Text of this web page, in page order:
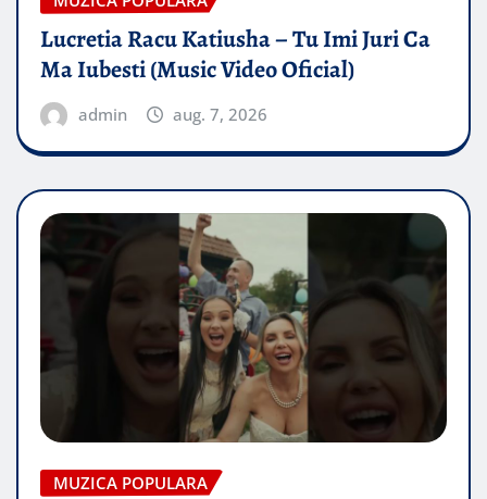
Lucretia Racu Katiusha – Tu Imi Juri Ca
Ma Iubesti (Music Video Oficial)
admin aug. 7, 2026
MUZICA POPULARA